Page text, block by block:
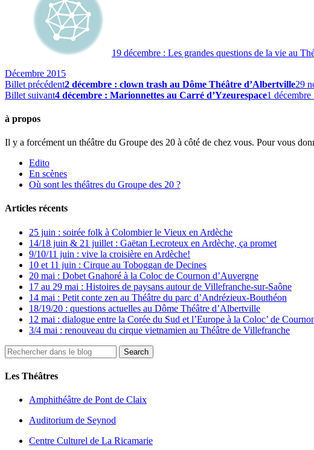
19 décembre : Les grandes questions de la vie au
Décembre 2015
Billet précédent2 décembre : clown trash au Dôme Théâtre d’Albertville29
Billet suivant4 décembre : Marionnettes au Carré d’Yzeurespace1 décembre
à propos
Il y a forcément un théâtre du Groupe des 20 à côté de chez vous. Pour vous
Edito
En scènes
Où sont les théâtres du Groupe des 20 ?
Articles récents
25 juin : soirée folk à Colombier le Vieux en Ardèche
14/18 juin & 21 juillet : Gaëtan Lecroteux en Ardèche, ça promet
9/10/11 juin : vive la croisière en Ardèche!
10 et 11 juin : Cirque au Toboggan de Decines
20 mai : Dobet Gnahoré à la Coloc de Cournon d’Auvergne
17 au 29 mai : Histoires de paysans autour de Villefranche-sur-Saône
14 mai : Petit conte zen au Théâtre du parc d’Andrézieux-Bouthéon
18/19/20 : questions actuelles au Dôme Théâtre d’Albertville
12 mai : dialogue entre la Corée du Sud et l’Europe à la Coloc’ de
3/4 mai : renouveau du cirque vietnamien au Théâtre de Villefranche
Les Théâtres
Amphithéâtre de Pont de Claix
Auditorium de Seynod
Centre Culturel de La Ricamarie